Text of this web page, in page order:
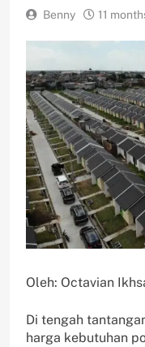
Benny 11
Oleh: Octavian
Di tengah
harga kebutuhan